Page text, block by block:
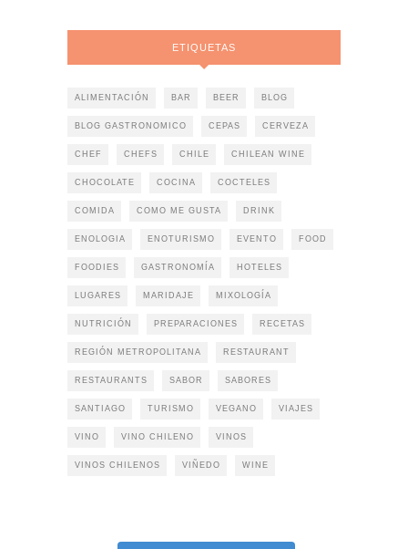
ETIQUETAS
ALIMENTACIÓN BAR BEER BLOG
BLOG GASTRONOMICO CEPAS CERVEZA
CHEF CHEFS CHILE CHILEAN WINE
CHOCOLATE COCINA COCTELES
COMIDA COMO ME GUSTA DRINK
ENOLOGIA ENOTURISMO EVENTO FOOD
FOODIES GASTRONOMÍA HOTELES
LUGARES MARIDAJE MIXOLOGÍA
NUTRICIÓN PREPARACIONES RECETAS
REGIÓN METROPOLITANA RESTAURANT
RESTAURANTS SABOR SABORES
SANTIAGO TURISMO VEGANO VIAJES
VINO VINO CHILENO VINOS
VINOS CHILENOS VIÑEDO WINE